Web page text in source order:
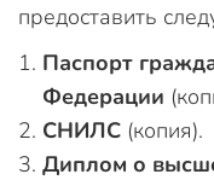
предоставить
Паспорт
Федерации
СНИЛС (копия).
Диплом о